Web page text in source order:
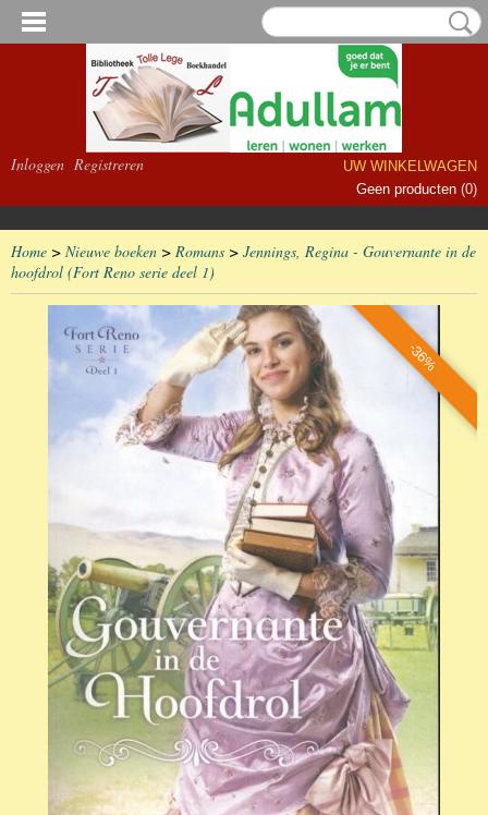
Inloggen Registreren
UW WINKELWAGEN
Geen producten (0)
Home > Nieuwe boeken > Romans > Jennings, Regina - Gouvernante in de
hoofdrol (Fort Reno serie deel 1)
-36%